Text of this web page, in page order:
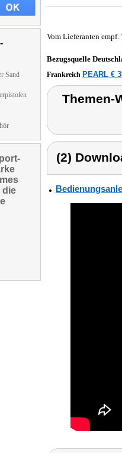
Sand
die
Vom Lieferanten empf.
Bezugsquelle
Frankreich PEARL €
Themen-
(2)